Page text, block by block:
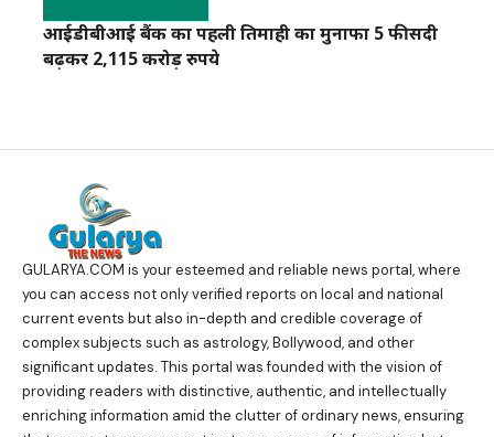
आईडीबीआई बैंक का पहली तिमाही का मुनाफा 5 फीसदी
बढ़कर 2,115 करोड़ रुपये
GULARYA.COM is your esteemed and reliable news portal, where
you can access not only verified reports on local and national
current events but also in-depth and credible coverage of
complex subjects such as astrology, Bollywood, and other
significant updates. This portal was founded with the vision of
providing readers with distinctive, authentic, and intellectually
enriching information amid the clutter of ordinary news, ensuring